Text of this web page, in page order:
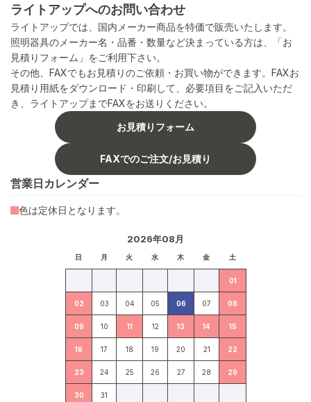
ライトアップへのお問い合わせ
ライトアップでは、国内メーカー商品を特価で販売いたします。
照明器具のメーカー名・品番・数量など決まっている方は、「お
見積りフォーム」をご利用下さい。
その他、FAXでもお見積りのご依頼・お買い物ができます。FAXお
見積り用紙をダウンロード・印刷して、必要項目をご記入いただ
き、ライトアップまでFAXをお送りください。
お見積りフォーム
FAXでのご注文/お見積り
営業日カレンダー
2026年08月
日 月 火 水 木 金 土
01
02 03 04 05 06 07 08
09 10 11 12 13 14 15
16 17 18 19 20 21 22
23 24 25 26 27 28 29
30 31
色は定休日となります。